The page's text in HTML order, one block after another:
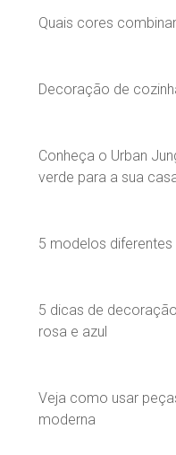
Quais cores
Decoração de
Conheça o Urban
verde para a sua
5 modelos
5 dicas de
rosa e azul
Veja como usar
moderna